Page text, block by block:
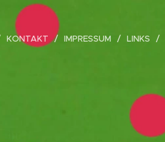
KONTAKT IMPRESSUM LINKS